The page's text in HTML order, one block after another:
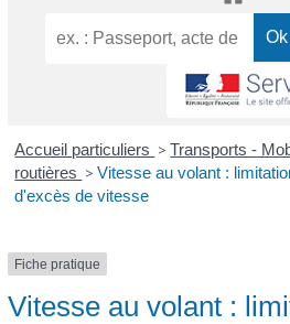
Accueil particuliers > Transports -
routières > Vitesse au volant :
d'excès de vitesse
Fiche pratique
Vitesse au volant :